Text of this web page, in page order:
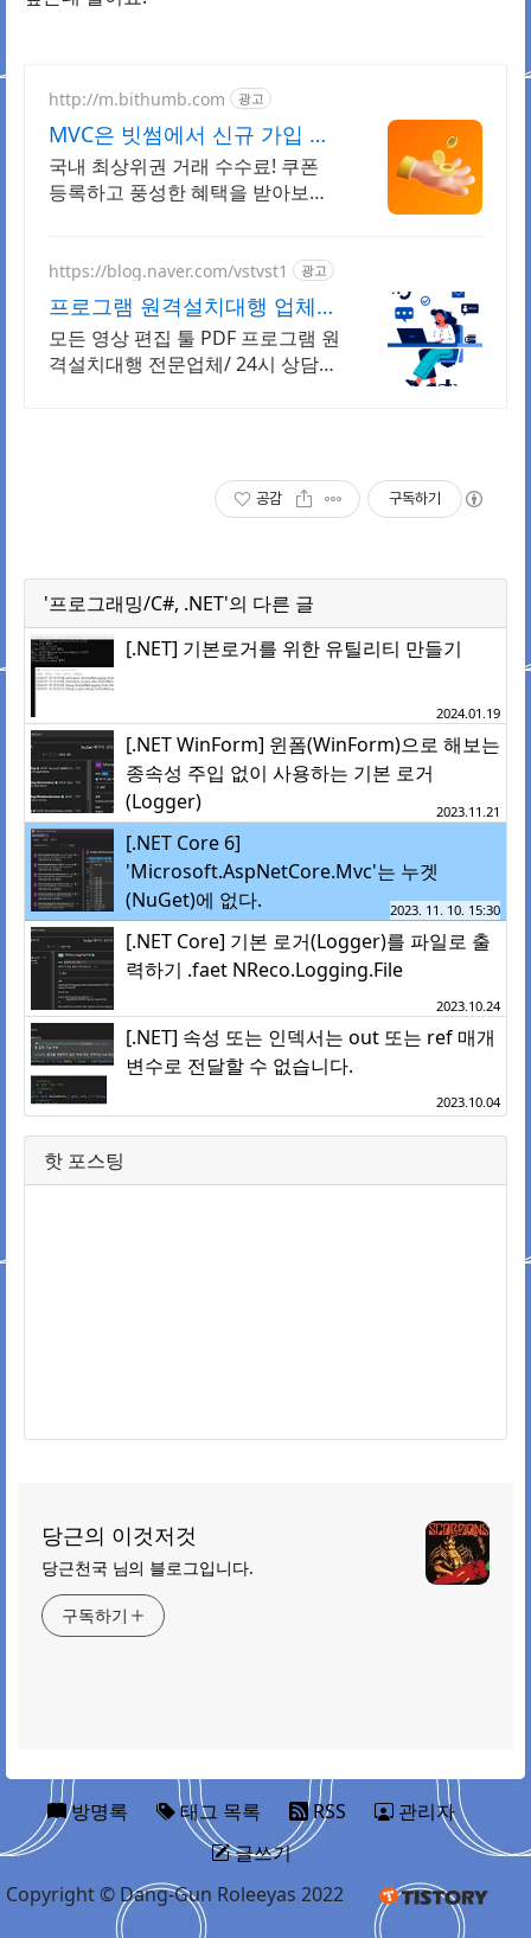
http://m.bithumb.com 광고
MVC은 빗썸에서 신규 가입 시
5만원 혜택
국내 최상위권 거래 수수료! 쿠폰
등록하고 풍성한 혜택을 받아보세
https://blog.naver.com/vstvst1 광고
프로그램 원격설치대행 업체
프로그램 원격설치대행 전문
모든 영상 편집 툴 PDF 프로그램 원
격설치대행 전문업체/ 24시 상담/
공감 구독하기
'프로그래밍/C#, .NET'의 다른 글
[.NET] 기본로거를 위한 유틸리티 만들기
2024.01.19
[.NET WinForm] 윈폼(WinForm)으로 해보는
종속성 주입 없이 사용하는 기본 로거
(Logger)
2023.11.21
[.NET Core 6]
'Microsoft.AspNetCore.Mvc'는 누겟
(NuGet)에 없다.
2023. 11. 10. 15:30
[.NET Core] 기본 로거(Logger)를 파일로 출
력하기 .faet NReco.Logging.File
2023.10.24
[.NET] 속성 또는 인덱서는 out 또는 ref 매개
변수로 전달할 수 없습니다.
2023.10.04
핫 포스팅
당근의 이것저것
당근천국 님의 블로그입니다.
구독하기
방명록 태그 목록 RSS
관리자
글쓰기
Copyright © Dang-Gun Roleeyas 2022